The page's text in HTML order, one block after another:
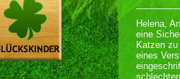
Helena,
eine
Katzen
eines